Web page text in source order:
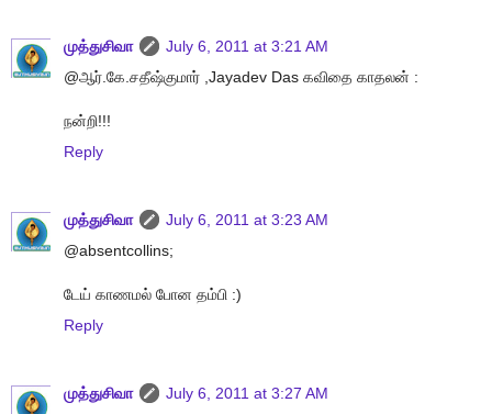
முத்துசிவா
July 6, 2011 at 3:21 AM
@ஆர்.கே.சதீஷ்குமார் ,Jayadev Das கவிதை காதலன் :
நன்றி!!!
Reply
முத்துசிவா
July 6, 2011 at 3:23 AM
@absentcollins;
டேய் காணமல் போன தம்பி :)
Reply
முத்துசிவா
July 6, 2011 at 3:27 AM